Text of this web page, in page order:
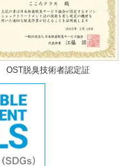
OST脱臭技術者認定証